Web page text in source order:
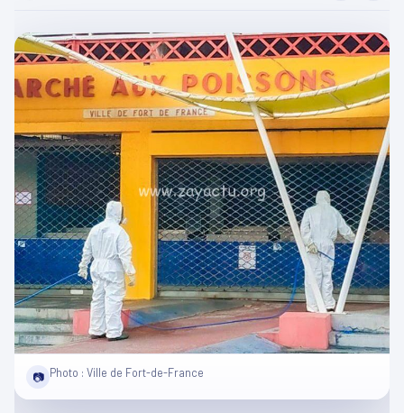
📷 Photo : Ville de Fort-de-France